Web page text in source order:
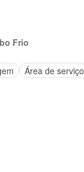
Frio
Área de serviço